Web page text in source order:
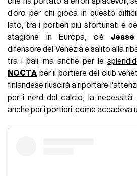
d’oro per chi gioca in questo
lato, tra i portieri più sfortunati e
stagione in Europa, c’è
difensore del Venezia è salito alla
tra i pali, ma anche per le
NOCTA per il portiere del club
finlandese riuscirà a riportare
per i nerd del calcio, la necessità
anche per i portieri, come accadeva